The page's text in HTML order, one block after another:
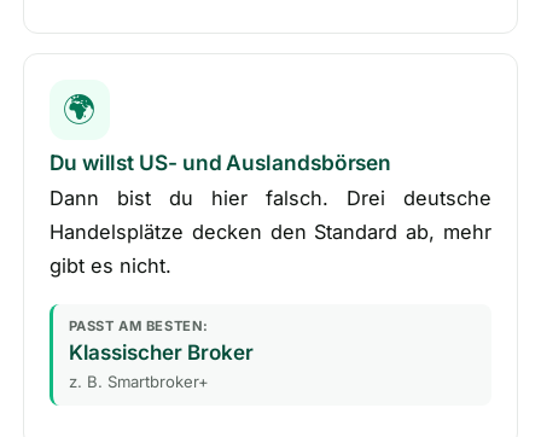
🌍
Du willst US- und Auslandsbörsen
Dann bist du hier falsch. Drei deutsche
Handelsplätze decken den Standard ab, mehr
gibt es nicht.
PASST AM BESTEN:
Klassischer Broker
z. B. Smartbroker+